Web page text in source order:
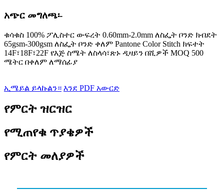
አጭር መግለጫ፡-
ቁሳቁስ 100% ፖሊስተር ውፍረት 0.60mm-2.0mm ለስፌት ቦንድ ክብደት
65gsm-300gsm ለስፌት ቦንድ ቀለም Pantone Color Stitch ክፍተት
14F፣18F፣22F የእጅ ስሜት ለስላሳ፣ጽኑ ዲዛይን በሺዎች MOQ 500
ሜትር በቀለም ለማሰፊያ
ኢሜይል ይላኩልን። እንደ PDF አውርድ
የምርት ዝርዝር
የሚጠየቁ ጥያቄዎች
የምርት መለያዎች